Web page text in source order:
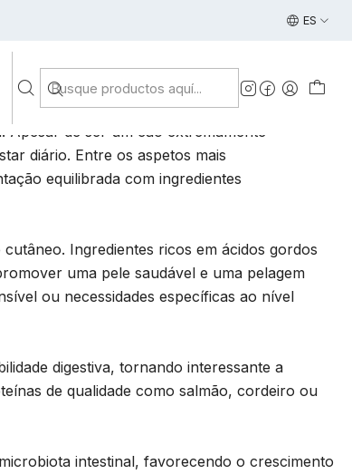
Envio gratuito em compras acima de 49€ |ES
Apesar de ser um cão extremamente
diário. Entre os aspetos mais
equilibrada com ingredientes
Ingredientes ricos em ácidos gordos
uma pele saudável e uma pelagem
ou necessidades específicas ao nível
digestiva, tornando interessante a
de qualidade como salmão, cordeiro ou
intestinal, favorecendo o crescimento